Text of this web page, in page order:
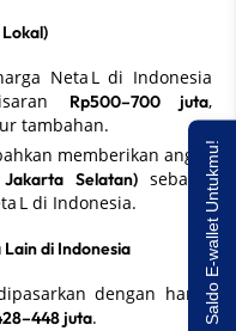
Neta L di Indonesia
Rp500–700 juta,
tambahan.
memberikan angka
Selatan)sebagai
L di Indonesia.
di Indonesia
dengan harga
juta.
Saldo E-wallet Untukmu!